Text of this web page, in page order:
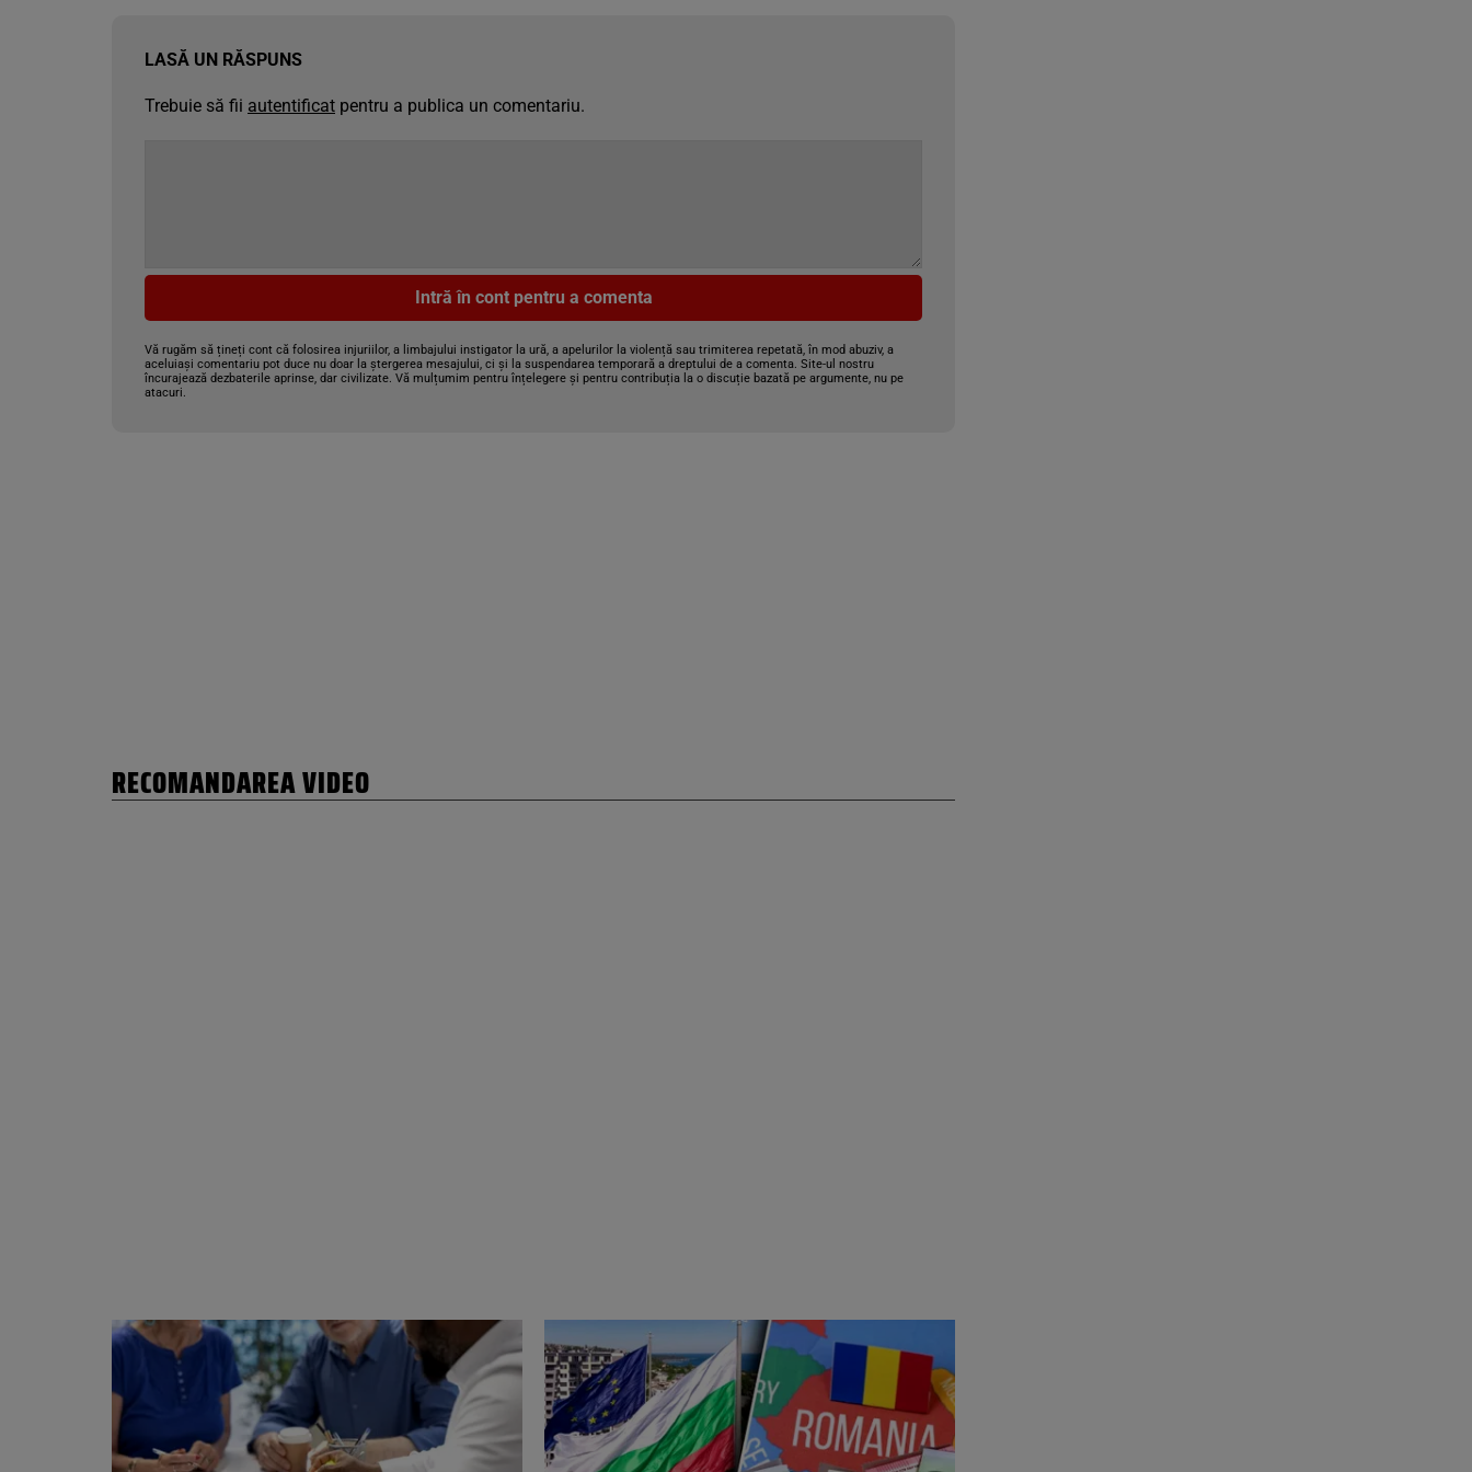
LASĂ UN RĂSPUNS
Trebuie să fii autentificat pentru a publica un comentariu.
Intră în cont pentru a comenta
Vă rugăm să țineți cont că folosirea injuriilor, a limbajului instigator la ură, a apelurilor la violență sau trimiterea repetată, în mod abuziv, a
aceluiași comentariu pot duce nu doar la ștergerea mesajului, ci și la suspendarea temporară a dreptului de a comenta. Site-ul nostru
încurajează dezbaterile aprinse, dar civilizate. Vă mulțumim pentru înțelegere și pentru contribuția la o discuție bazată pe argumente, nu pe
atacuri.
RECOMANDAREA VIDEO